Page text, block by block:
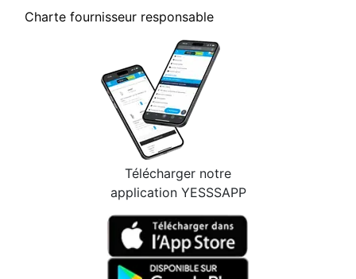
Charte fournisseur responsable
Télécharger notre
application YESSSAPP